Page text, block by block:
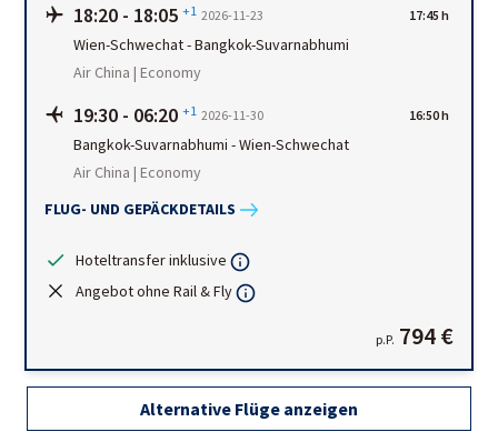
18:20 - 18:05 +1 2026-11-23 17:45 h
Wien-Schwechat-Bangkok-Suvarnabhumi
Air China | Economy
19:30 - 06:20 +1 2026-11-30 16:50 h
Bangkok-Suvarnabhumi -Wien-Schwechat
Air China | Economy
FLUG- UND GEPÄCKDETAILS
Hoteltransfer inklusive
Angebot ohne Rail & Fly
p.P. 794 €
Alternative Flüge anzeigen